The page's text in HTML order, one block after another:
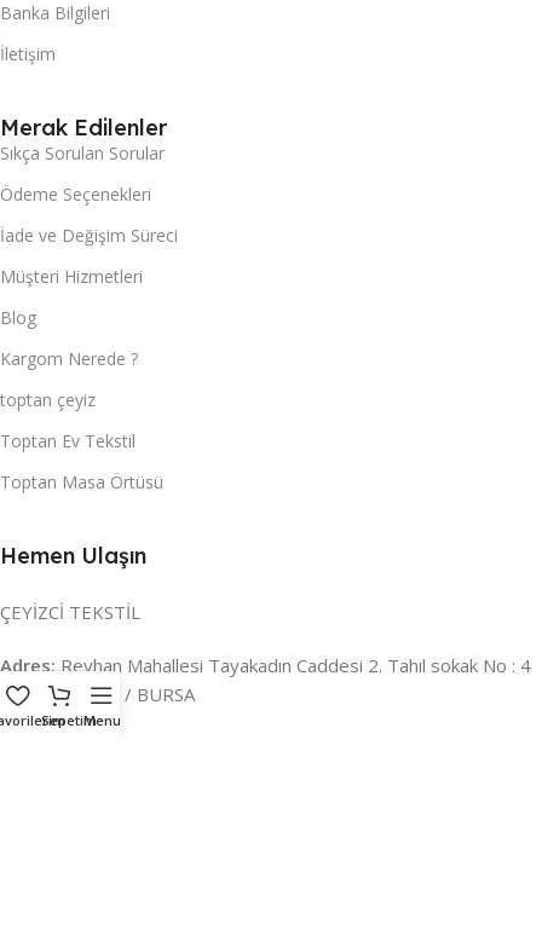
Banka Bilgileri
İletişim
Merak Edilenler
Sıkça Sorulan Sorular
Ödeme Seçenekleri
İade ve Değişim Süreci
Müşteri Hizmetleri
Blog
Kargom Nerede ?
toptan çeyiz
Toptan Ev Tekstil
Toptan Masa Örtüsü
Hemen Ulaşın
ÇEYİZCİ TEKSTİL
Adres: Reyhan Mahallesi Tayakadın Caddesi 2. Tahıl sokak No : 4
/ a Osmangazi / BURSA
SepetimMenu